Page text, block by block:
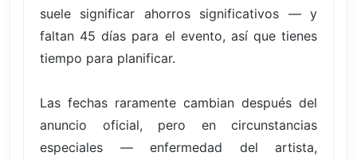
suele significar ahorros significativos — y
faltan 45 días para el evento, así que tienes
tiempo para planificar.
Las fechas raramente cambian después del
anuncio oficial, pero en circunstancias
especiales — enfermedad del artista,